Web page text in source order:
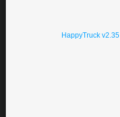
HappyTruck v2.35